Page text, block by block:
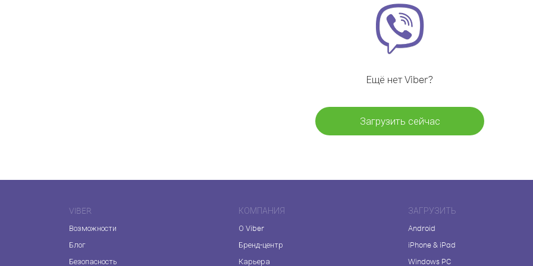
Ещё нет Viber?
Загрузить сейчас
VIBER
Возможности
Блог
Безопасность
КОМПАНИЯ
О Viber
Бренд-центр
Карьера
ЗАГРУЗИТЬ
Android
iPhone & iPad
Windows PC